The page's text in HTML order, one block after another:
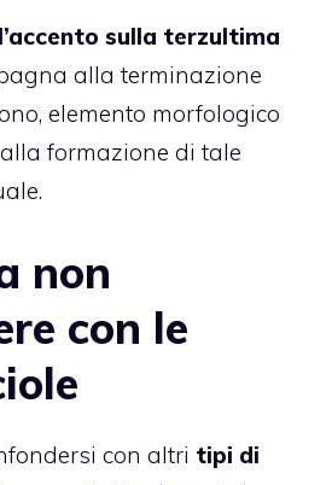
l’accento sulla terzultima
alla terminazione
elemento morfologico
formazione di tale
non
con le
con altri tipi di